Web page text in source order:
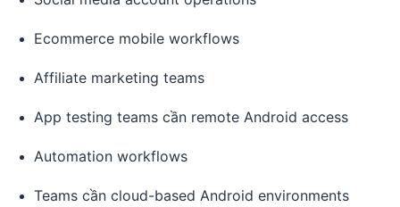
Ecommerce mobile workflows
Affiliate marketing teams
App testing teams cần remote Android access
Automation workflows
Teams cần cloud-based Android environments